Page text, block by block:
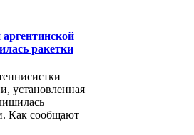
ракетки
установленная
Как сообщают